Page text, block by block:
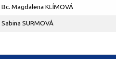
Bc. Magdalena KLÍMOVÁ
Sabina SURMOVÁ